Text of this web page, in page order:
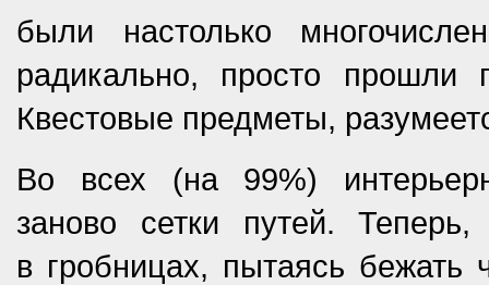
были настолько
радикально, просто
Квестовые предметы,
Во всех (на 99%)
заново сетки путей.
в гробницах, пытаясь бежать